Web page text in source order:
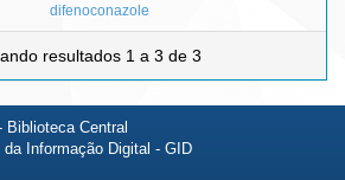
difenoconazole
resultados 1 a 3 de 3
Biblioteca Central
Informação Digital - GID